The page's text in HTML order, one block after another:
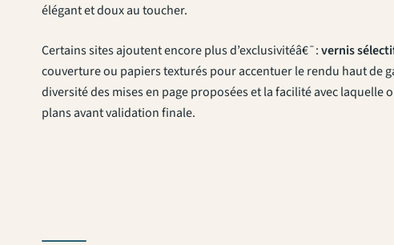
élégant et doux au toucher.
Certains sites ajoutent encore plus d’exclusivitéâ€¯:vernis
couverture ou papiers texturés pour accentuer le rendu haut de
diversité des mises en page proposées et la facilité avec laquelle
plans avant validation finale.